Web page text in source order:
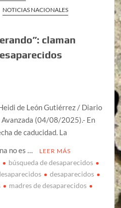
NOTICIAS NACIONALES
claman
de León Gutiérrez / Diario
Avanzada (04/08/2025).- En
de caducidad. La
no es …
LEER MÁS
búsqueda de desaparecidos
desaparecidos
madres de desaparecidos